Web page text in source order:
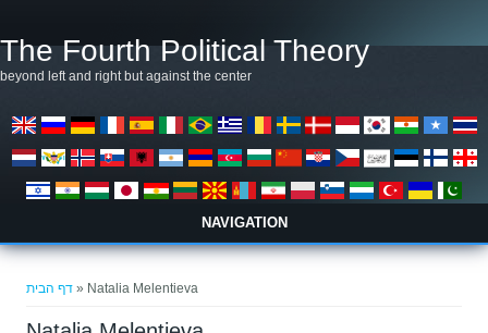
The Fourth Political Theory
beyond left and right but against the center
NAVIGATION
דף הבית » Natalia Melentieva